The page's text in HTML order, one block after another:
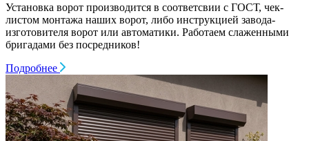
Установка ворот производится в соответсвии с ГОСТ, чек-
листом монтажа наших ворот, либо инструкцией завода-
изготовителя ворот или автоматики. Работаем слаженными
бригадами без посредников!
Подробнее